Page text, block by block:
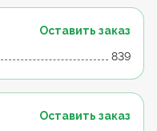
Оставить заказ
839
Оставить заказ